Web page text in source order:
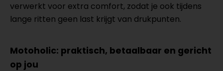
verwerkt voor extra comfort, zodat je ook tijdens
lange ritten geen last krijgt van drukpunten.
Motoholic: praktisch, betaalbaar en gericht
op jou